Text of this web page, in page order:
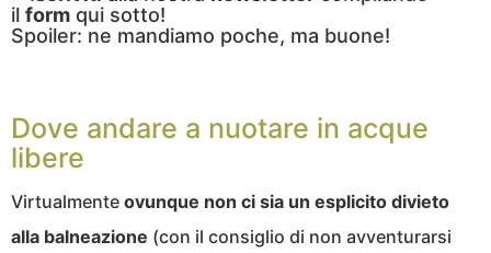
il form qui sotto!
Spoiler: ne mandiamo poche, ma buone!
Dove andare a nuotare in acque
libere
Virtualmente ovunque non ci sia un esplicito divieto
alla balneazione (con il consiglio di non avventurarsi